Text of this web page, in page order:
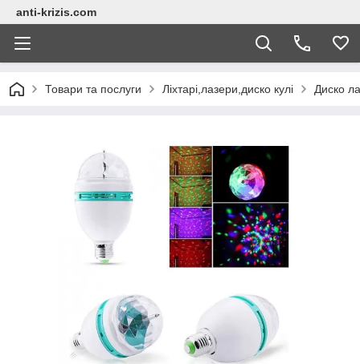
anti-krizis.com
Товари та послуги Ліхтарі,лазери,диско кулі Диско